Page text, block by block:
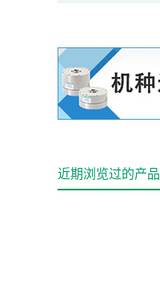
近期浏览过的产品